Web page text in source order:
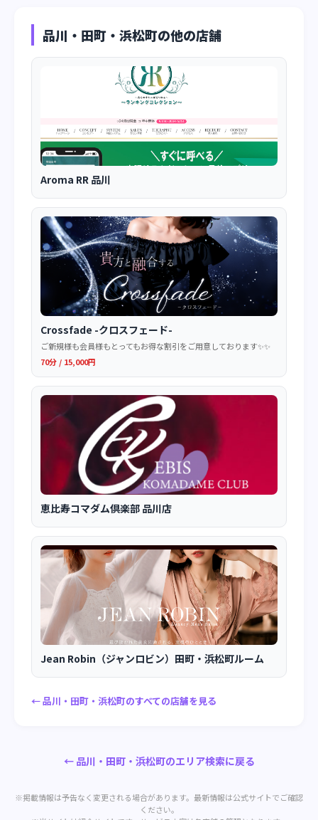
品川・田町・浜松町の他の店舗
Aroma RR 品川
Crossfade -クロスフェード-
ご新規様も会員様もとってもお得な割引をご用意しております✨✨
70分 / 15,000円
恵比寿コマダム倶楽部 品川店
Jean Robin（ジャンロビン）田町・浜松町ルーム
← 品川・田町・浜松町のすべての店舗を見る
← 品川・田町・浜松町のエリア検索に戻る
※掲載情報は予告なく変更される場合があります。最新情報は公式サイトでご確認
ください。